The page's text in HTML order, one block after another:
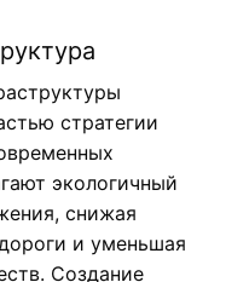
стратегии
экологичный
снижая
и уменьшая
Создание